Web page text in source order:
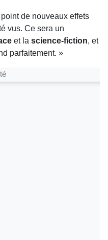
de nouveaux effets
vus. Ce sera un
et la science-fiction, et
parfaitement. »